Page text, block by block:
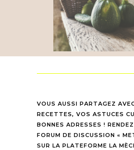
VOUS AUSSI PARTAGEZ
RECETTES, VOS ASTUCES
BONNES ADRESSES !
FORUM DE DISCUSSION «
SUR LA PLATEFORME LA